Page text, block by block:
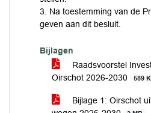
3. Na toestemming van de
geven aan dit besluit.
Bijlagen
Raadsvoorstel
Oirschot 2026-2030
589
Bijlage 1: Oirschot